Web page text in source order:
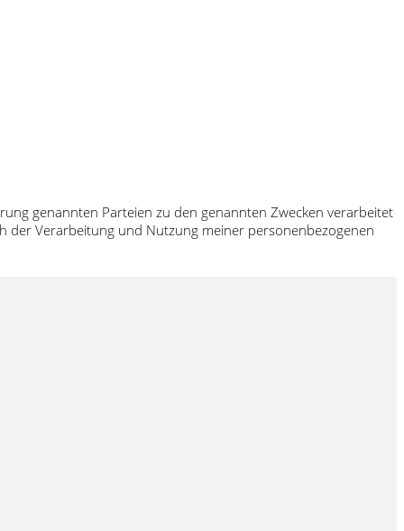
genannten Parteien zu den genannten Zwecken verarbeitet
Verarbeitung und Nutzung meiner personenbezogenen